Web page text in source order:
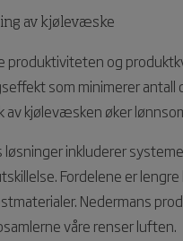
av kjølevæske
produktiviteten og
som minimerer
av kjølevæsken øker
løsninger inkluderer
Fordelene er
Nedermans
våre renser luften.